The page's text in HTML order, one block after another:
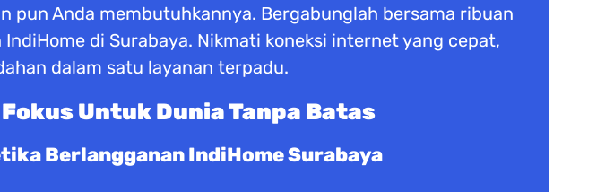
pun Anda membutuhkannya. Bergabunglah bersama ribuan
di Surabaya. Nikmati koneksi internet yang cepat,
dalam satu layanan terpadu.
Untuk Dunia Tanpa Batas
Berlangganan IndiHome Surabaya